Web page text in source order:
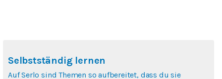
Selbstständig lernen
Auf Serlo sind Themen so aufbereitet, dass du sie